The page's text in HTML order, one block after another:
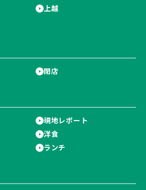
上越
閉店
現地レポート
洋食
ランチ